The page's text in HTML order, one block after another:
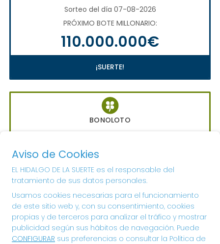
Sorteo del día 07-08-2026
PRÓXIMO BOTE MILLONARIO:
110.000.000€
¡SUERTE!
BONOLOTO
PRÓXIMO BOTE MILLONARIO:
700.000€
¡SUERTE!
Aviso de Cookies
EL HIDALGO DE LA SUERTE es el responsable del
tratamiento de sus datos personales.
Usamos cookies necesarias para el funcionamiento
de este sitio web y, con su consentimiento, cookies
propias y de terceros para analizar el tráfico y mostrar
publicidad según sus hábitos de navegación. Puede
CONFIGURAR sus preferencias o consultar la Política de